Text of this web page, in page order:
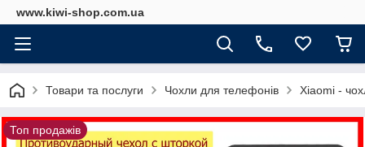
www.kiwi-shop.com.ua
Товари та послуги Чохли для телефонів Xiaomi -
Топ продажів